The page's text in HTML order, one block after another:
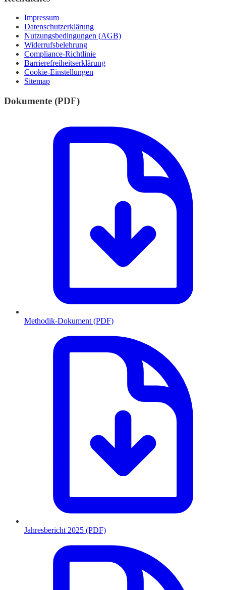
Impressum
Datenschutzerklärung
Nutzungsbedingungen (AGB)
Widerrufsbelehrung
Compliance-Richtlinie
Barrierefreiheitserklärung
Cookie-Einstellungen
Sitemap
Dokumente (PDF)
Methodik-Dokument (PDF)
Jahresbericht 2025 (PDF)